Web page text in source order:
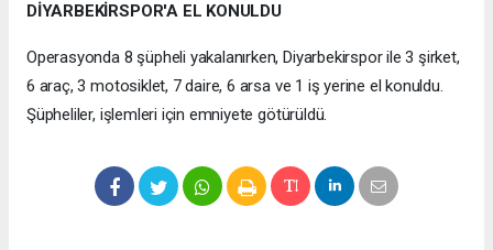
DİYARBEKİRSPOR'A EL KONULDU
Operasyonda 8 şüpheli yakalanırken, Diyarbekirspor ile 3 şirket,
6 araç, 3 motosiklet, 7 daire, 6 arsa ve 1 iş yerine el konuldu.
Şüpheliler, işlemleri için emniyete götürüldü.